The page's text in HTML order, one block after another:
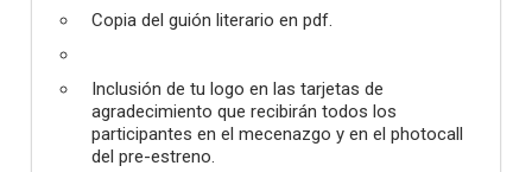
Copia del guión literario en pdf.
Inclusión de tu logo en las tarjetas de
agradecimiento que recibirán todos los
participantes en el mecenazgo y en el photocall
del pre-estreno.